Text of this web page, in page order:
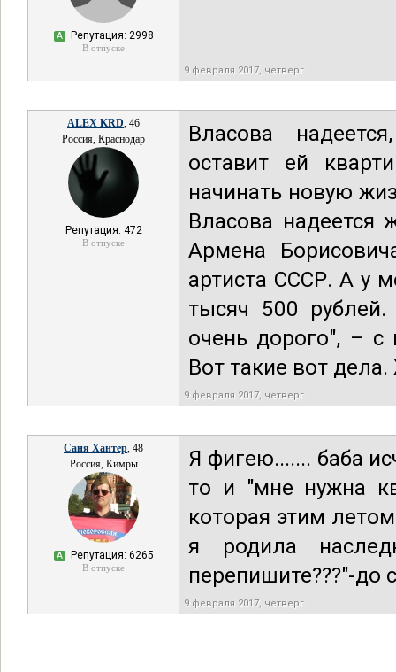
А Репутация: 2998
В отпуске
9 февраля 2017, четверг
ALEX KRD, 46
Россия, Краснодар
Репутация: 472
В отпуске
Власова
оставит ей
начинать новую
Власова
Армена
артиста СССР. А у
тысяч 500
очень дорого", – с
Вот такие вот
9 февраля 2017, четверг
Саня Хантер, 48
Россия, Кимры
А Репутация: 6265
В отпуске
Я фигею....... баба
то и "мне нужна
которая этим
я родила
перепишите???"-до
9 февраля 2017, четверг